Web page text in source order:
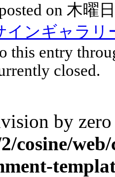
on 木曜
インギャラリ
this entry
closed.
by
cosine/